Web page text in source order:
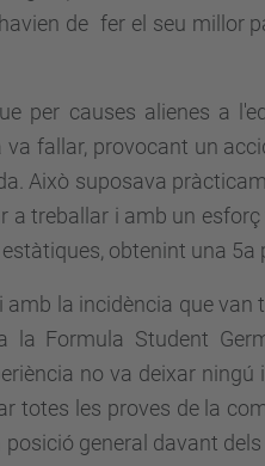
havien de fer el seu millor
per causes alienes a
fallar, provocant un
Això suposava
a treballar i amb un
obtenint una 5a
la incidència que
Formula Student
no va deixar
totes les proves de la
posició general davant